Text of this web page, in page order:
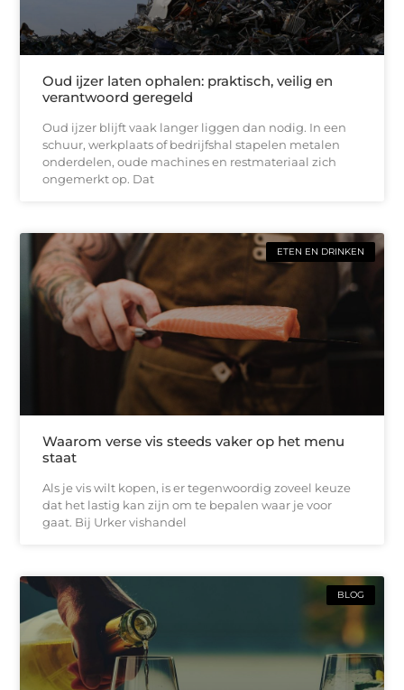
Oud ijzer laten ophalen: praktisch, veilig en
verantwoord geregeld
Oud ijzer blijft vaak langer liggen dan nodig. In een
schuur, werkplaats of bedrijfshal stapelen metalen
onderdelen, oude machines en restmateriaal zich
ongemerkt op. Dat
ETEN EN DRINKEN
Waarom verse vis steeds vaker op het menu
staat
Als je vis wilt kopen, is er tegenwoordig zoveel keuze
dat het lastig kan zijn om te bepalen waar je voor
gaat. Bij Urker vishandel
BLOG